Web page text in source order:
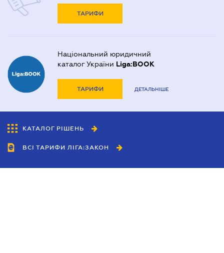
ТАРИФИ
Національний юридичний
каталог України Liga:BOOK
ТАРИФИ ДЕТАЛЬНІШЕ
КАТАЛОГ РІШЕНЬ
ВСІ ТАРИФИ ЛІГА:ЗАКОН